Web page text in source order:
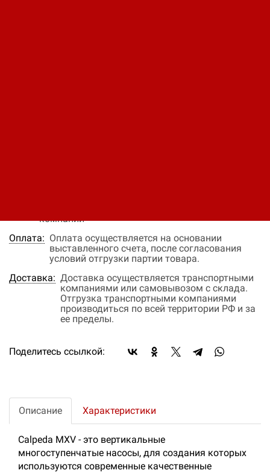
компании
Оплата: Оплата осуществляется на основании
выставленного счета, после согласования
условий отгрузки партии товара.
Доставка: Доставка осуществляется транспортными
компаниями или самовывозом с склада.
Отгрузка транспортными компаниями
производиться по всей территории РФ и за
ее пределы.
Поделитесь ссылкой:
Описание Характеристики
Calpeda MXV - это вертикальные
многоступенчатые насосы, для создания которых
используются современные качественные